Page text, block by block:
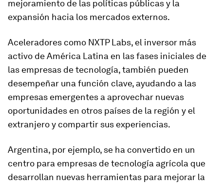
mejoramiento de las políticas públicas y la
expansión hacia los mercados externos.
Aceleradores como NXTP Labs, el inversor más
activo de América Latina en las fases iniciales de
las empresas de tecnología, también pueden
desempeñar una función clave, ayudando a las
empresas emergentes a aprovechar nuevas
oportunidades en otros países de la región y el
extranjero y compartir sus experiencias.
Argentina, por ejemplo, se ha convertido en un
centro para empresas de tecnología agrícola que
desarrollan nuevas herramientas para mejorar la